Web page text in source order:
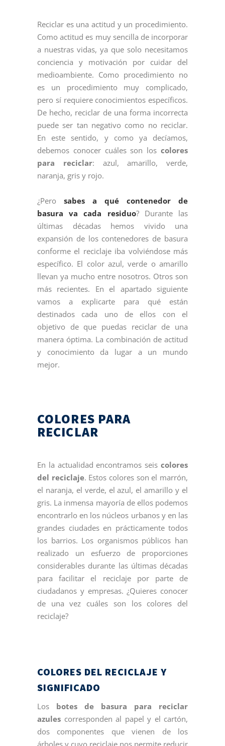
Reciclar es una actitud y un procedimiento.
Como actitud es muy sencilla de incorporar
a nuestras vidas, ya que solo necesitamos
conciencia y motivación por cuidar del
medioambiente. Como procedimiento no
es un procedimiento muy complicado,
pero sí requiere conocimientos específicos.
De hecho, reciclar de una forma incorrecta
puede ser tan negativo como no reciclar.
En este sentido, y como ya decíamos,
debemos conocer cuáles son los colores
para reciclar: azul, amarillo, verde,
naranja, gris y rojo.
¿Pero sabes a qué contenedor de
basura va cada residuo? Durante las
últimas décadas hemos vivido una
expansión de los contenedores de basura
conforme el reciclaje iba volviéndose más
específico. El color azul, verde o amarillo
llevan ya mucho entre nosotros. Otros son
más recientes. En el apartado siguiente
vamos a explicarte para qué están
destinados cada uno de ellos con el
objetivo de que puedas reciclar de una
manera óptima. La combinación de actitud
y conocimiento da lugar a un mundo
mejor.
COLORES PARA
RECICLAR
En la actualidad encontramos seis colores
del reciclaje. Estos colores son el marrón,
el naranja, el verde, el azul, el amarillo y el
gris. La inmensa mayoría de ellos podemos
encontrarlo en los núcleos urbanos y en las
grandes ciudades en prácticamente todos
los barrios. Los organismos públicos han
realizado un esfuerzo de proporciones
considerables durante las últimas décadas
para facilitar el reciclaje por parte de
ciudadanos y empresas. ¿Quieres conocer
de una vez cuáles son los colores del
reciclaje?
COLORES DEL RECICLAJE Y
SIGNIFICADO
Los botes de basura para reciclar
azules corresponden al papel y el cartón,
dos componentes que vienen de los
árboles y cuyo reciclaje nos permite reducir